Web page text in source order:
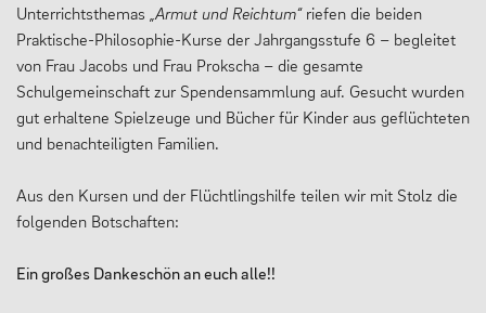
Unterrichtsthemas „Armut und Reichtum“riefen die beiden
Praktische-Philosophie-Kurse der Jahrgangsstufe 6 – begleitet
von Frau Jacobs und Frau Prokscha – die gesamte
Schulgemeinschaft zur Spendensammlung auf. Gesucht wurden
gut erhaltene Spielzeuge und Bücher für Kinder aus geflüchteten
und benachteiligten Familien.
Aus den Kursen und der Flüchtlingshilfe teilen wir mit Stolz die
folgenden Botschaften:
Ein großes Dankeschön an euch alle!!